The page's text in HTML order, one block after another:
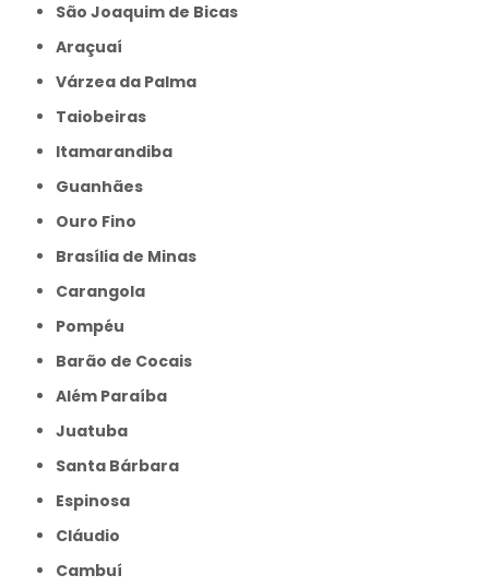
São Joaquim de Bicas
Araçuaí
Várzea da Palma
Taiobeiras
Itamarandiba
Guanhães
Ouro Fino
Brasília de Minas
Carangola
Pompéu
Barão de Cocais
Além Paraíba
Juatuba
Santa Bárbara
Espinosa
Cláudio
Cambuí